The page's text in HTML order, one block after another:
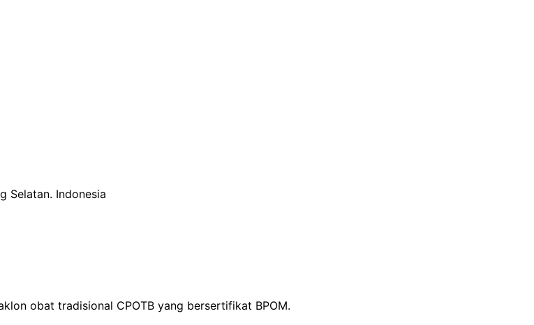
Selatan. Indonesia
obat tradisional CPOTB yang bersertifikat BPOM.